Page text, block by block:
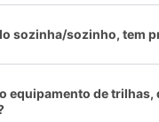
sozinha/sozinho, tem
equipamento de trilhas,